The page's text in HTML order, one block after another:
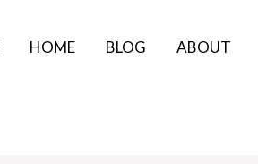
HOME BLOG ABOUT